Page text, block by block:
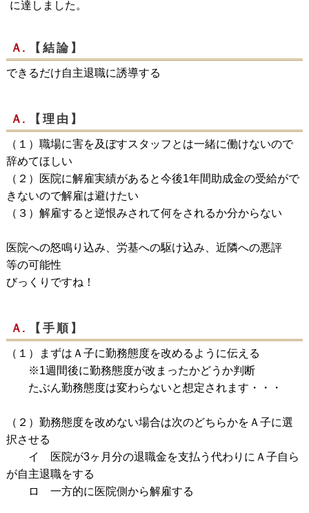
に達しました。
Ａ. 【結論】
できるだけ自主退職に誘導する
Ａ. 【理由】
（１）職場に害を及ぼすスタッフとは一緒に働けないので
辞めてほしい
（２）医院に解雇実績があると今後1年間助成金の受給がで
きないので解雇は避けたい
（３）解雇すると逆恨みされて何をされるか分からない
医院への怒鳴り込み、労基への駆け込み、近隣への悪評
等の可能性
びっくりですね！
Ａ. 【手順】
（１）まずはＡ子に勤務態度を改めるように伝える
※1週間後に勤務態度が改まったかどうか判断
たぶん勤務態度は変わらないと想定されます・・・
（２）勤務態度を改めない場合は次のどちらかをＡ子に選
択させる
イ 医院が3ヶ月分の退職金を支払う代わりにＡ子自ら
が自主退職をする
ロ 一方的に医院側から解雇する